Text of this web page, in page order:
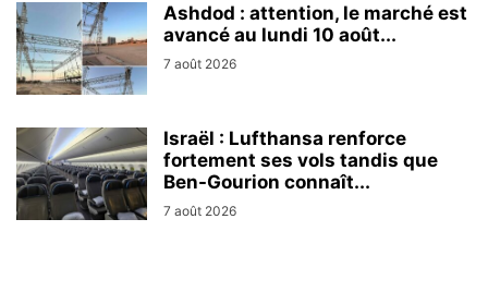
Ashdod : attention, le marché est
avancé au lundi 10 août...
7 août 2026
Israël : Lufthansa renforce
fortement ses vols tandis que
Ben-Gourion connaît...
7 août 2026